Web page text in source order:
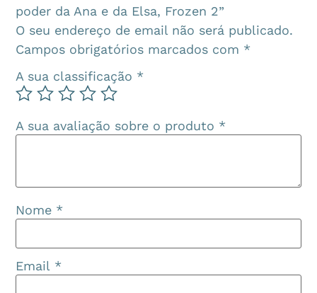
poder da Ana e da Elsa, Frozen 2”
O seu endereço de email não será publicado.
Campos obrigatórios marcados com *
A sua classificação *
A sua avaliação sobre o produto *
Nome *
Email *